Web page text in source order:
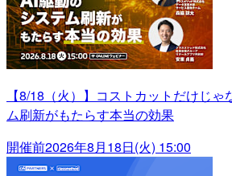
【8/18（火）】コストカットだけじ
ム刷新がもたらす本当の効果
開催前2026年8月18日(火) 15:00